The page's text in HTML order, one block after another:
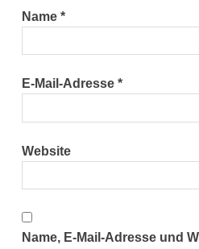
Name*
E-Mail-Adresse*
Website
Name, E-Mail-Adresse und